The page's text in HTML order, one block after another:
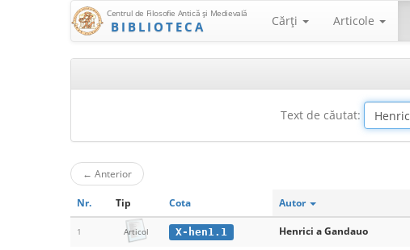
Centrul de Filosofie Antică şi Medievală
BIBLIOTECA Cărţi Articole
Text de căutat:
← Anterior
Nr. Tip Cota Autor
1 Articol X-hen1.1 Henrici a Gandauo